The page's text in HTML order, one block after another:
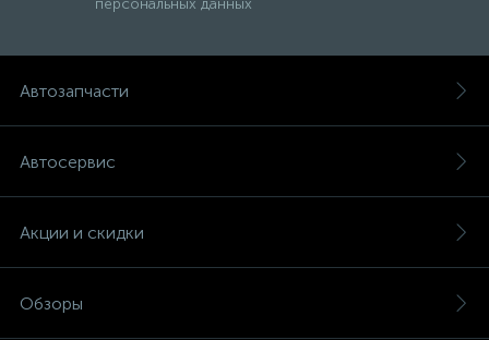
Автозапчасти
Автосервис
Акции и скидки
Обзоры